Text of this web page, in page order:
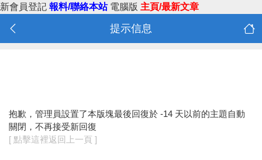
新會員登記 報料/聯絡本站 電腦版 主頁/最新文章
提示信息
抱歉，管理員設置了本版塊最後回復於 -14 天以前的主題自動
關閉，不再接受新回復
[ 點擊這裡返回上一頁 ]